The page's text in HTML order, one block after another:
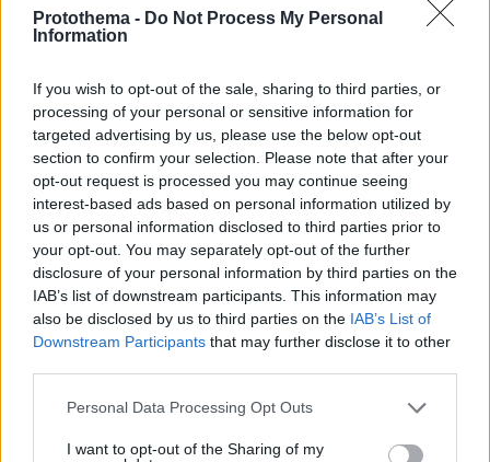
Protothema - Do Not Process My Personal
Information
If you wish to opt-out of the sale, sharing to third parties, or
processing of your personal or sensitive information for
targeted advertising by us, please use the below opt-out
section to confirm your selection. Please note that after your
opt-out request is processed you may continue seeing
interest-based ads based on personal information utilized by
us or personal information disclosed to third parties prior to
your opt-out. You may separately opt-out of the further
disclosure of your personal information by third parties on the
IAB’s list of downstream participants. This information may
also be disclosed by us to third parties on the IAB’s List of
Downstream Participants that may further disclose it to other
Please note that this website/app uses one or more Google
not limited to your visit or usage behaviour. You may click to
Personal Data Processing Opt Outs
I want to opt-out of the Sharing of my
θρεπτικές επιλογές για κάθε μέρα
Οδησσό μία ημέρα πριν από αγώνα πρωταθλήματος,
δείτε βίντεο
Είδατε σαμιαμίδι στο σπίτι σας; Γιατί δεν πρέπει να το
σκοτώσετε
08.08.2026, 00:30
Αποκαλύφθηκε η αιτία θανάτου του 29χρονου πρώην
NBAer Μπράντον Κλαρκ
08.08.2026, 00:28
Πώς εξαργυρώνεται το ιδιωτικό πρόγραμμα σύνταξης –
Όλες οι επιλογές
08.08.2026, 00:18
Συνάντηση Ζελένσκι-Βούτσιτς στο Βελιγράδι: